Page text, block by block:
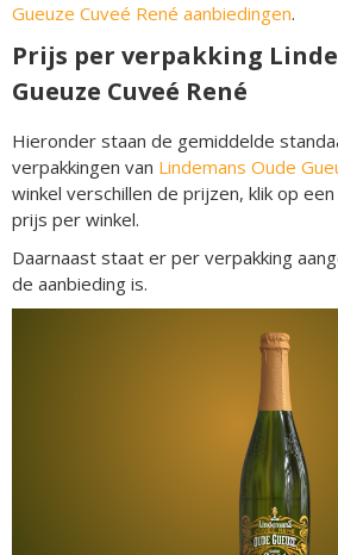
Gueuze Cuveé René aanbiedingen.
Prijs per verpakking
Gueuze Cuveé René
Hieronder staan de gemiddelde
verpakkingen van Lindemans Oude
winkel verschillen de prijzen, klik op
prijs per winkel.
Daarnaast staat er per verpakking
de aanbieding is.